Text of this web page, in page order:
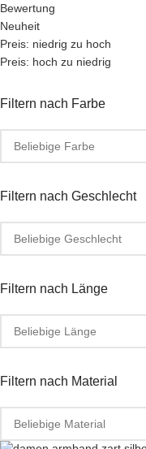
Bewertung
Neuheit
Preis: niedrig zu hoch
Preis: hoch zu niedrig
Filtern nach Farbe
Filtern nach Geschlecht
Filtern nach Länge
Filtern nach Material